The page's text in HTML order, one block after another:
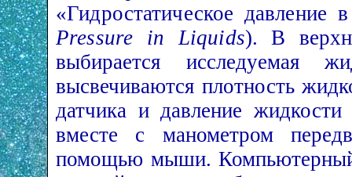
«Гидростатическое давление
Pressure in Liquids). В
выбирается исследуемая
высвечиваются плотность
датчика и давление
вместе с манометром
помощью мыши. Компьютерный